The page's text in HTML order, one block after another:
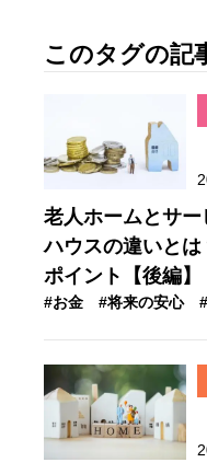
このタグの記
老人ホームとサ
ハウスの違いと
ポイント【後編】
#お金 #将来の安心